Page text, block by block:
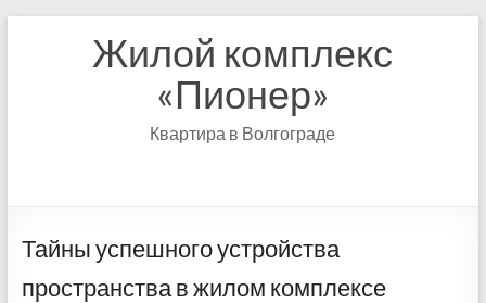
содержимомуЖилой комплекс
«Пионер»
Квартира в Волгограде
Тайны успешного устройства
пространства в жилом комплексе